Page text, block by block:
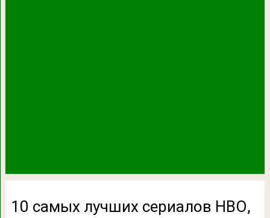
10 самых лучших сериалов НВО,